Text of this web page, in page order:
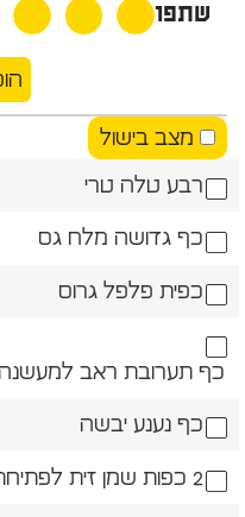
שתפו
מצב בישול
רבע טלה טרי
כף גדושה מלח גס
כפית פלפל גרוס
כף תערובת ראב למעשנה
כף נענע יבשה
2 כפות שמן זית לפתיחת התבלינים